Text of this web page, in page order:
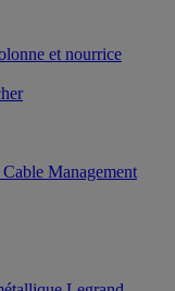
et nourrice
Management